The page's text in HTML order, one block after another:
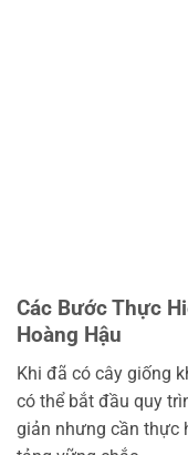
Các Bước Thực
Hoàng Hậu
Khi đã có cây giống
có thể bắt đầu quy
giản nhưng cần thực